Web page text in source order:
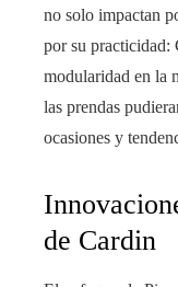
no solo impactan
por su practicidad:
modularidad en la
las prendas
ocasiones y
de Cardin